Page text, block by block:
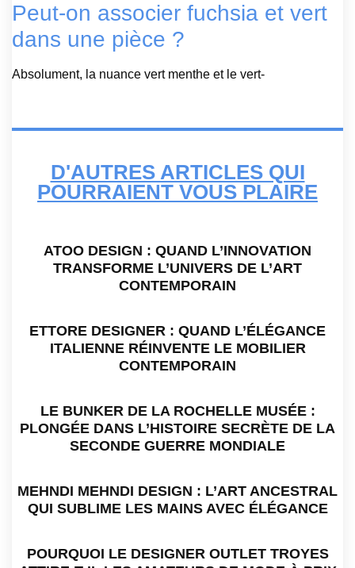
Peut-on associer fuchsia et vert
dans une pièce ?
Absolument, la nuance vert menthe et le vert-
D'AUTRES ARTICLES QUI
POURRAIENT VOUS PLAIRE
ATOO DESIGN : QUAND L’INNOVATION
TRANSFORME L’UNIVERS DE L’ART
CONTEMPORAIN
ETTORE DESIGNER : QUAND L’ÉLÉGANCE
ITALIENNE RÉINVENTE LE MOBILIER
CONTEMPORAIN
LE BUNKER DE LA ROCHELLE MUSÉE :
PLONGÉE DANS L’HISTOIRE SECRÈTE DE LA
SECONDE GUERRE MONDIALE
MEHNDI MEHNDI DESIGN : L’ART ANCESTRAL
QUI SUBLIME LES MAINS AVEC ÉLÉGANCE
POURQUOI LE DESIGNER OUTLET TROYES